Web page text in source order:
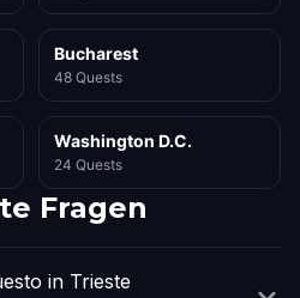
Bucharest
48 Quests
Washington D.C.
24 Quests
Fragen
in Trieste